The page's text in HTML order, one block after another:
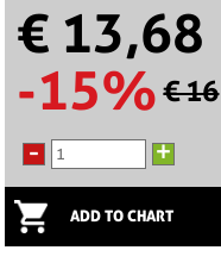
€ 13,68
-15% € 16
- +
ADD TO CHART